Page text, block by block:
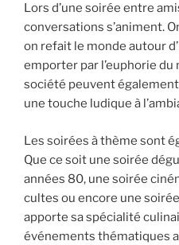
Lors d’une soirée entre
conversations s’animent.
on refait le monde autour
emporter par l’euphorie du
société peuvent
une touche ludique à
Les soirées à thème sont
Que ce soit une soirée
années 80, une soirée
cultes ou encore une
apporte sa spécialité
événements thématiques